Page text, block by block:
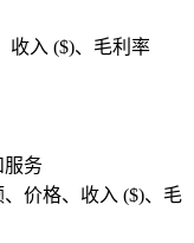
收入 ($)、毛利率
服务
、价格、收入 ($)、毛